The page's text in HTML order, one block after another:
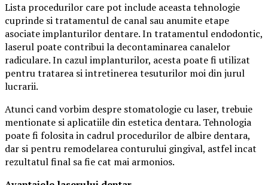
Lista procedurilor care pot include aceasta tehnologie
cuprinde si tratamentul de canal sau anumite etape
asociate implanturilor dentare. In tratamentul endodontic,
laserul poate contribui la decontaminarea canalelor
radiculare. In cazul implanturilor, acesta poate fi utilizat
pentru tratarea si intretinerea tesuturilor moi din jurul
lucrarii.
Atunci cand vorbim despre stomatologie cu laser, trebuie
mentionate si aplicatiile din estetica dentara. Tehnologia
poate fi folosita in cadrul procedurilor de albire dentara,
dar si pentru remodelarea conturului gingival, astfel incat
rezultatul final sa fie cat mai armonios.